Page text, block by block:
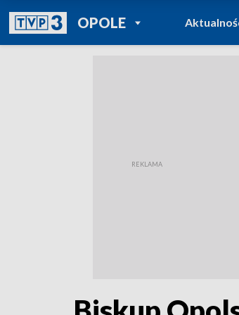
OPOLEPOWRÓT DO
TVP REGIONY